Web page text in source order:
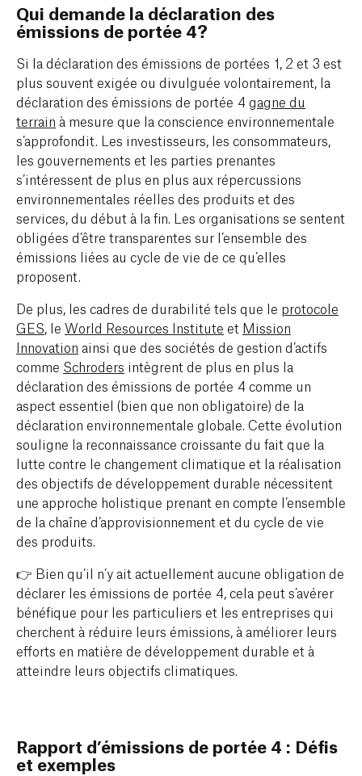
Qui demande la déclaration des
émissions de portée 4?
Si la déclaration des émissions de portées 1, 2 et 3 est
plus souvent exigée ou divulguée volontairement, la
déclaration des émissions de portée 4 gagne du
terrain à mesure que la conscience environnementale
s’approfondit. Les investisseurs, les consommateurs,
les gouvernements et les parties prenantes
s’intéressent de plus en plus aux répercussions
environnementales réelles des produits et des
services, du début à la fin. Les organisations se sentent
obligées d’être transparentes sur l’ensemble des
émissions liées au cycle de vie de ce qu’elles
proposent.
De plus, les cadres de durabilité tels que le protocole
GES , le World Resources Institute et Mission
Innovation ainsi que des sociétés de gestion d’actifs
comme Schroders intègrent de plus en plus la
déclaration des émissions de portée 4 comme un
aspect essentiel (bien que non obligatoire) de la
déclaration environnementale globale. Cette évolution
souligne la reconnaissance croissante du fait que la
lutte contre le changement climatique et la réalisation
des objectifs de développement durable nécessitent
une approche holistique prenant en compte l’ensemble
de la chaîne d’approvisionnement et du cycle de vie
des produits.
👉 Bien qu’il n’y ait actuellement aucune obligation de
déclarer les émissions de portée 4, cela peut s’avérer
bénéfique pour les particuliers et les entreprises qui
cherchent à réduire leurs émissions, à améliorer leurs
efforts en matière de développement durable et à
atteindre leurs objectifs climatiques.
Rapport d’émissions de portée 4 : Défis
et exemples